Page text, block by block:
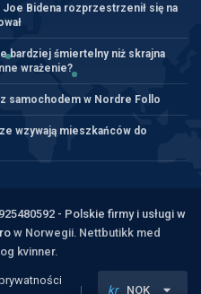
Bidena rozprzestrzenił się na
bardziej śmiertelny niż skrajna
wrażenie?
samochodem w Nordre Follo
wzywają mieszkańców do
- Polskie firmy i usługi w
w Norwegii. Nettbutikk med
kvinner.
kr NOK